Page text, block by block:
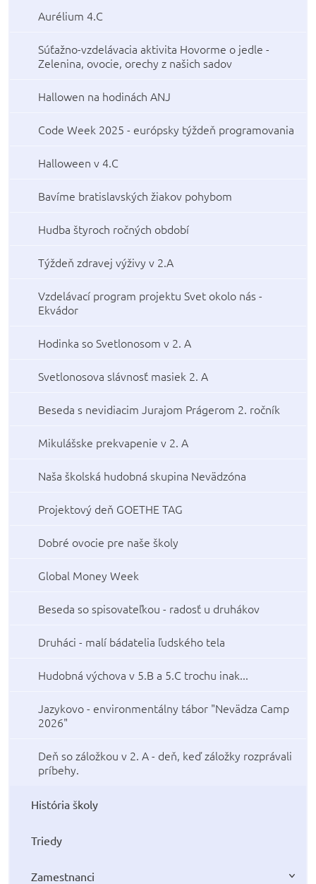
Aurélium 4.C
Súťažno-vzdelávacia aktivita Hovorme o jedle -
Zelenina, ovocie, orechy z našich sadov
Hallowen na hodinách ANJ
Code Week 2025 - európsky týždeň programovania
Halloween v 4.C
Bavíme bratislavských žiakov pohybom
Hudba štyroch ročných období
Týždeň zdravej výživy v 2.A
Vzdelávací program projektu Svet okolo nás -
Ekvádor
Hodinka so Svetlonosom v 2. A
Svetlonosova slávnosť masiek 2. A
Beseda s nevidiacim Jurajom Prágerom 2. ročník
Mikulášske prekvapenie v 2. A
Naša školská hudobná skupina Nevädzóna
Projektový deň GOETHE TAG
Dobré ovocie pre naše školy
Global Money Week
Beseda so spisovateľkou - radosť u druhákov
Druháci - malí bádatelia ľudského tela
Hudobná výchova v 5.B a 5.C trochu inak...
Jazykovo - environmentálny tábor "Nevädza Camp
2026"
Deň so záložkou v 2. A - deň, keď záložky rozprávali
príbehy.
História školy
Triedy
Zamestnanci